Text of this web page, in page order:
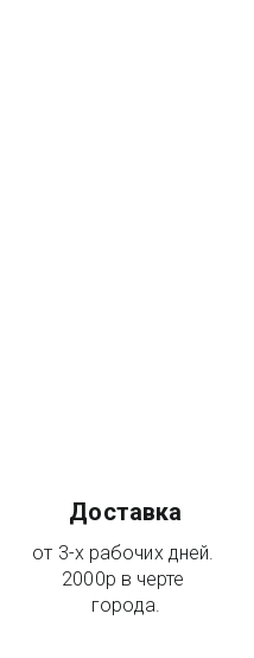
Доставка
от 3-х рабочих дней.
2000р в черте
города.